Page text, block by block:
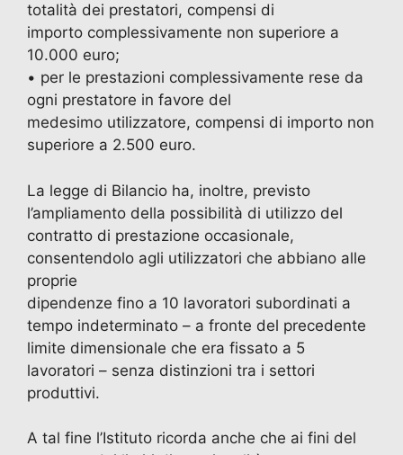
totalità dei prestatori, compensi di
importo complessivamente non superiore a
10.000 euro;
• per le prestazioni complessivamente rese da
ogni prestatore in favore del
medesimo utilizzatore, compensi di importo non
superiore a 2.500 euro.
La legge di Bilancio ha, inoltre, previsto
l’ampliamento della possibilità di utilizzo del
contratto di prestazione occasionale,
consentendolo agli utilizzatori che abbiano alle
proprie
dipendenze fino a 10 lavoratori subordinati a
tempo indeterminato – a fronte del precedente
limite dimensionale che era fissato a 5
lavoratori – senza distinzioni tra i settori
produttivi.
A tal fine l’Istituto ricorda anche che ai fini del